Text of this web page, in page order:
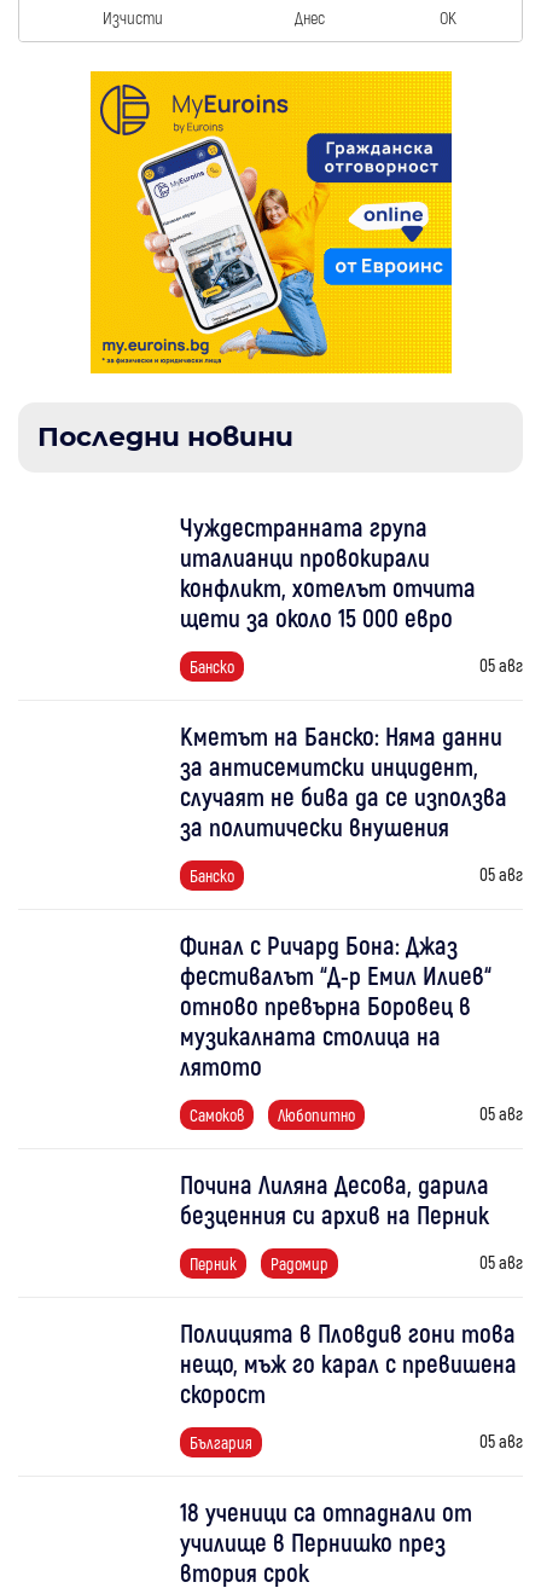
Изчисти Днес OK
Последни новини
Чуждестранната група
италианци провокирали
конфликт, хотелът отчита
щети за около 15 000 евро
Банско 05 авг
Кметът на Банско: Няма данни
за антисемитски инцидент,
случаят не бива да се използва
за политически внушения
Банско 05 авг
Финал с Ричард Бона: Джаз
фестивалът “Д-р Емил Илиев“
отново превърна Боровец в
музикалната столица на
лятото
Самоков Любопитно 05 авг
Почина Лиляна Десова, дарила
безценния си архив на Перник
Перник Радомир 05 авг
Полицията в Пловдив гони това
нещо, мъж го карал с превишена
скорост
България 05 авг
18 ученици са отпаднали от
училище в Пернишко през
втория срок